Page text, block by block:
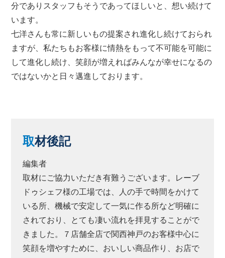
分でありスタッフもそうであってほしいと、想い続けて
います。
七洋さんも常に新しいもの提案され進化し続けておられ
ますが、私たちもお客様に情熱をもって不可能を可能に
して進化し続け、笑顔が増えればみんなが幸せになるの
ではないかと日々邁進しております。
取材後記
編集者
取材にご協力いただき有難うございます。レーブ
ドゥシェフ様の工場では、人の手で時間をかけて
いる所、機械で安定して一気に作る所など明確に
されており、とても凄い流れを拝見することがで
きました。７店舗全店で関西神戸のお客様中心に
笑顔を増やすために、おいしい商品作り、お店で